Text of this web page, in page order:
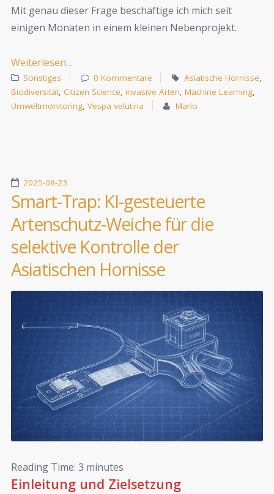
Mit genau dieser Frage beschäftige ich mich seit
einigen Monaten in einem kleinen Nebenprojekt.
Weiterlesen…
Sonstiges 0 Kommentare Asiatische Hornisse
Biodiversität Citizen Science invasive Arten Machine Learning
Umweltmonitoring Vespa velutina Mario
2025-08-23
Smart-Trap: KI-gesteuerte
Artenschutz-Weiche für die
selektive Kontrolle der
Asiatischen Hornisse
Reading Time: 3 minutes
Einleitung und Zielsetzung